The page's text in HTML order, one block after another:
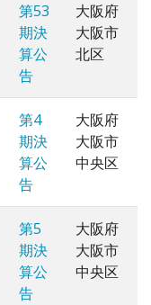
第53
期決
算公
告
大阪府
大阪市
北区
第4
期決
算公
告
大阪府
大阪市
中央区
第5
期決
算公
告
大阪府
大阪市
中央区